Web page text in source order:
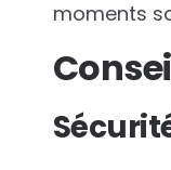
moments